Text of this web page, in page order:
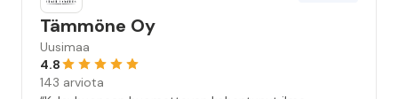
Tämmöne Oy
Uusimaa
4.8
143 arviota